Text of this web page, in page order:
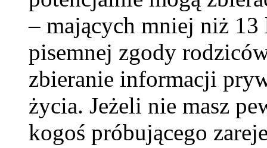
– mających mniej niż 13
pisemnej zgody
zbieranie informacji
życia. Jeżeli nie masz
kogoś próbującego